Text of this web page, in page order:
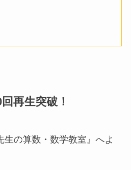
再生突破！
の算数・数学教室』へよ